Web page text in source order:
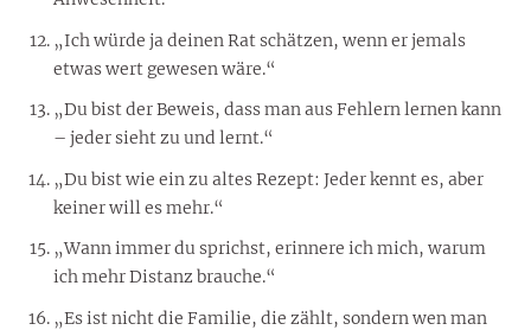
„Ich würde ja deinen Rat schätzen, wenn er jemals
etwas wert gewesen wäre.“
„Du bist der Beweis, dass man aus Fehlern lernen kann
– jeder sieht zu und lernt.“
„Du bist wie ein zu altes Rezept: Jeder kennt es, aber
keiner will es mehr.“
„Wann immer du sprichst, erinnere ich mich, warum
ich mehr Distanz brauche.“
„Es ist nicht die Familie, die zählt, sondern wen man